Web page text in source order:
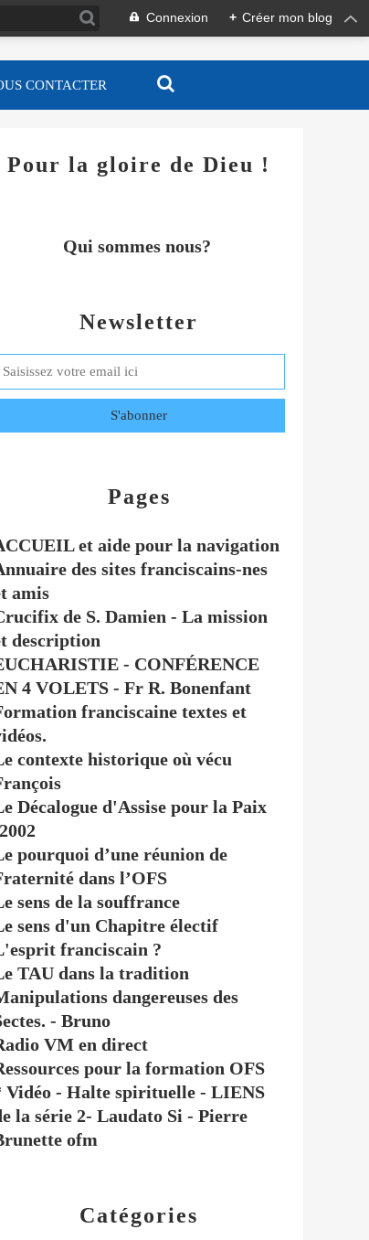
Connexion + Créer mon blog
CONTACTER
Newsletter
Catégories
Pages
et aide pour la navigation
des sites franciscains-nes
amis
de S. Damien - La mission
description
- CONFÉRENCE
4 VOLETS - Fr R. Bonenfant
franciscaine textes et
contexte historique où vécu
Décalogue d'Assise pour la Paix
pourquoi d’une réunion de
dans l’OFS
sens de la souffrance
sens d'un Chapitre électif
franciscain ?
TAU dans la tradition
dangereuses des
- Bruno
VM en direct
pour la formation OFS
Vidéo - Halte spirituelle - LIENS
la série 2- Laudato Si - Pierre
ofm
Pour la gloire de Dieu !
Qui sommes nous?